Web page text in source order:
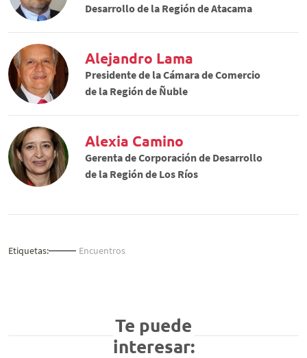
Desarrollo de la Región de Atacama
Alejandro Lama
Presidente de la Cámara de Comercio
de la Región de Ñuble
Alexia Camino
Gerenta de Corporación de Desarrollo
de la Región de Los Ríos
Etiquetas: Encuentros
Te puede
interesar: